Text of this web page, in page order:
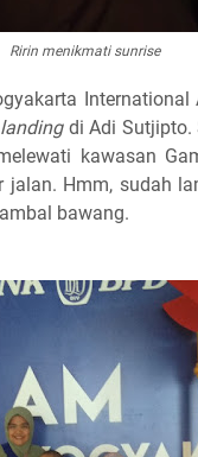
Ririn menikmati sunrise
landing di Adi
kawasan
Hmm, sudah
bawang.